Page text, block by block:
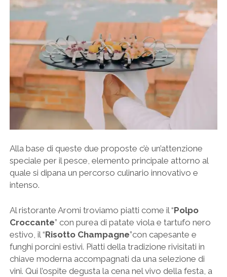
Alla base di queste due proposte c’è un’attenzione
speciale per il pesce, elemento principale attorno al
quale si dipana un percorso culinario innovativo e
intenso.
Al ristorante Aromi troviamo piatti come il “Polpo
Croccante” con purea di patate viola e tartufo nero
estivo, il “Risotto Champagne”con capesante e
funghi porcini estivi. Piatti della tradizione rivisitati in
chiave moderna accompagnati da una selezione di
vini. Qui l’ospite degusta la cena nel vivo della festa, a